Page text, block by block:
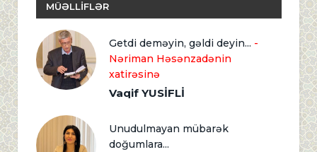
MÜƏLLİFLƏR
Getdi deməyin, gəldi deyin... -
Nəriman Həsənzadənin
xatirəsinə
Vaqif YUSİFLİ
Unudulmayan mübarək
doğumlara...